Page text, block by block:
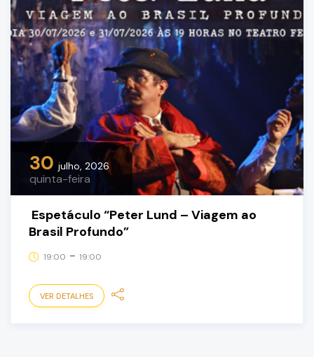
30 julho, 2026
quinta-feira
Espetáculo “Peter Lund – Viagem ao
Brasil Profundo”
19:00 - 19:00
VER DETALHES